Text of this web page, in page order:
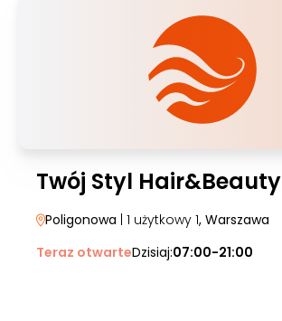
Twój Styl Hair&Beauty
Poligonowa | 1 użytkowy 1, Warszawa
Teraz otwarteDzisiaj:07:00-21:00